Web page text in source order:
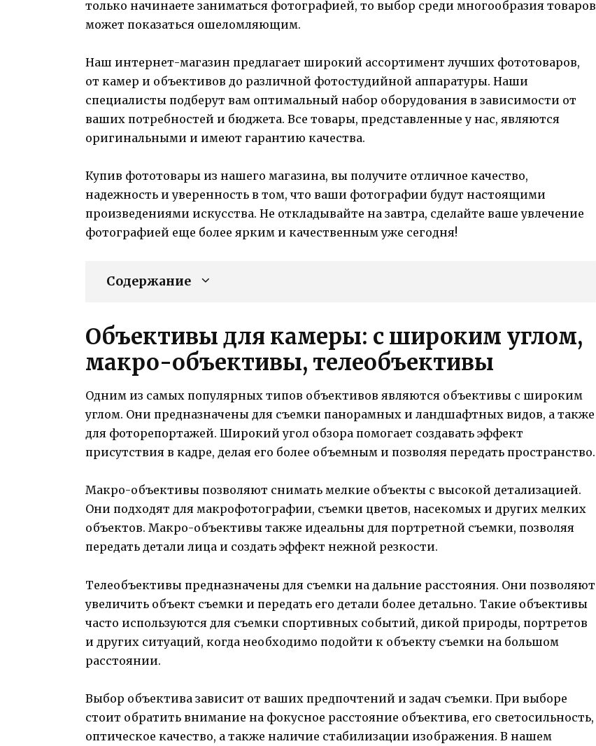
только начинаете заниматься фотографией, то выбор среди многообразия товаров
может показаться ошеломляющим.
Наш интернет-магазин предлагает широкий ассортимент лучших фототоваров,
от камер и объективов до различной фотостудийной аппаратуры. Наши
специалисты подберут вам оптимальный набор оборудования в зависимости от
ваших потребностей и бюджета. Все товары, представленные у нас, являются
оригинальными и имеют гарантию качества.
Купив фототовары из нашего магазина, вы получите отличное качество,
надежность и уверенность в том, что ваши фотографии будут настоящими
произведениями искусства. Не откладывайте на завтра, сделайте ваше увлечение
фотографией еще более ярким и качественным уже сегодня!
Содержание
Объективы для камеры: с широким углом,
макро-объективы, телеобъективы
Одним из самых популярных типов объективов являются объективы с широким
углом. Они предназначены для съемки панорамных и ландшафтных видов, а также
для фоторепортажей. Широкий угол обзора помогает создавать эффект
присутствия в кадре, делая его более объемным и позволяя передать пространство.
Макро-объективы позволяют снимать мелкие объекты с высокой детализацией.
Они подходят для макрофотографии, съемки цветов, насекомых и других мелких
объектов. Макро-объективы также идеальны для портретной съемки, позволяя
передать детали лица и создать эффект нежной резкости.
Телеобъективы предназначены для съемки на дальние расстояния. Они позволяют
увеличить объект съемки и передать его детали более детально. Такие объективы
часто используются для съемки спортивных событий, дикой природы, портретов
и других ситуаций, когда необходимо подойти к объекту съемки на большом
расстоянии.
Выбор объектива зависит от ваших предпочтений и задач съемки. При выборе
стоит обратить внимание на фокусное расстояние объектива, его светосильность,
оптическое качество, а также наличие стабилизации изображения. В нашем